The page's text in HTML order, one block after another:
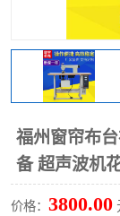
福州窗帘布
备 超声波机
价格： 3800.00